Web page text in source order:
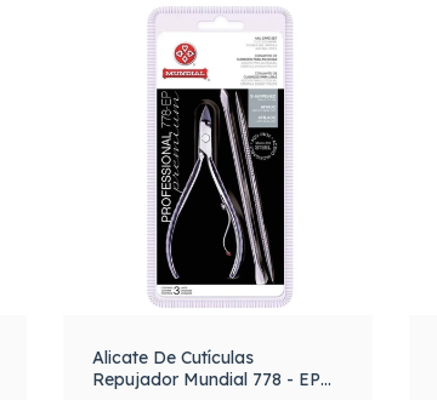
Alicate De Cutículas
Repujador Mundial 778 - EP